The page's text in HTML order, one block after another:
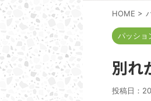
HOME >
パッショ
別れ
投稿日：